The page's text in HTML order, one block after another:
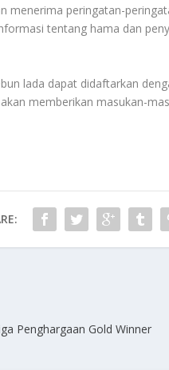
menerima peringatan-
tentang hama dan
lada dapat didaftarkan
memberikan masukan-
Penghargaan Gold Winner